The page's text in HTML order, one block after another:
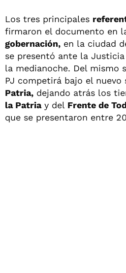
Los tres principales
firmaron el documento en
gobernación, en la ciudad
se presentó ante la
la medianoche. Del mismo
PJ competirá bajo el nuevo
Patria, dejando atrás los
la Patriay del Frente de
que se presentaron entre